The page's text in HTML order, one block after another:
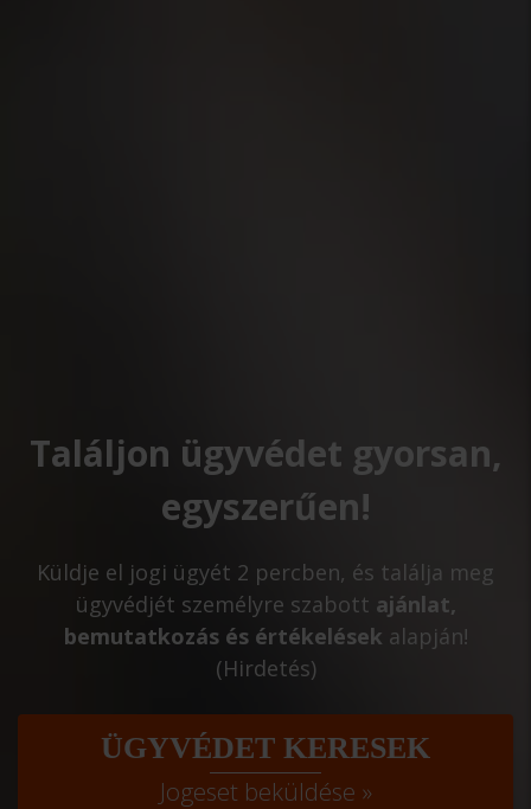
Találjon ügyvédet gyorsan,
egyszerűen!
Küldje el jogi ügyét 2 percben, és találja meg
ügyvédjét személyre szabott ajánlat,
bemutatkozás és értékelések alapján!
(Hirdetés)
ÜGYVÉDET KERESEK
Jogeset beküldése »